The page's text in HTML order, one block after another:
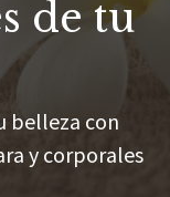
de tu
belleza con
y corporales